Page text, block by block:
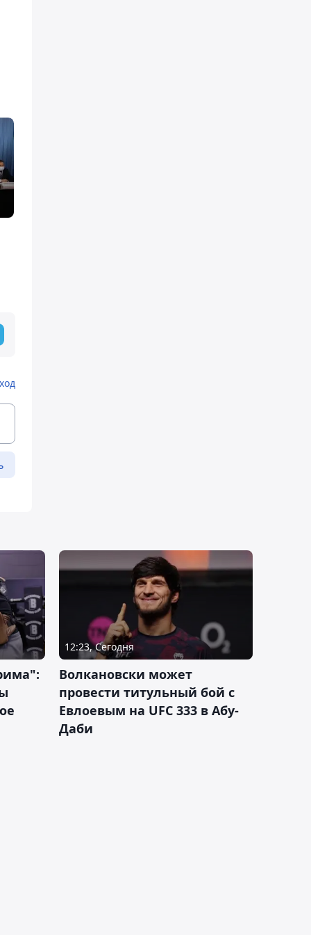
12:23, Сегодня
Волкановски может
провести титульный бой с
Евлоевым на UFC 333 в Абу-
Даби